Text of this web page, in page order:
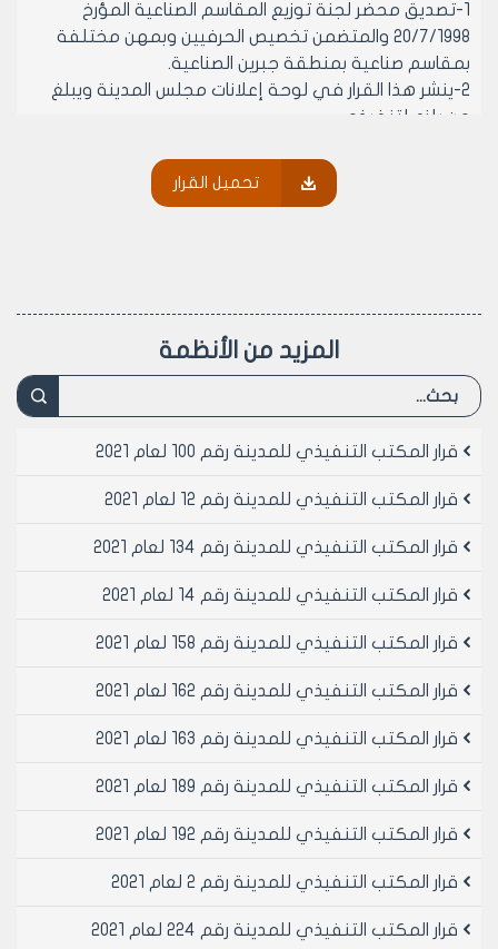
1-تصديق محضر لجنة توزيع المقاسم الصناعية المؤرخ
20/7/1998 والمتضمن تخصيص الحرفيين وبمهن مختلفة
بمقاسم صناعية بمنطقة جبرين الصناعية.
2-ينشر هذا القرار في لوحة إعلانات مجلس المدينة ويبلغ
من يلزم لتنفيذه.
رئيس المكتب التنفيذي لمجلس مدينة
حلب
تحميل القرار
المزيد من الأنظمة
قرار المكتب التنفيذي للمدينة رقم 100 لعام 2021
قرار المكتب التنفيذي للمدينة رقم 12 لعام 2021
قرار المكتب التنفيذي للمدينة رقم 134 لعام 2021
قرار المكتب التنفيذي للمدينة رقم 14 لعام 2021
قرار المكتب التنفيذي للمدينة رقم 158 لعام 2021
قرار المكتب التنفيذي للمدينة رقم 162 لعام 2021
قرار المكتب التنفيذي للمدينة رقم 163 لعام 2021
قرار المكتب التنفيذي للمدينة رقم 189 لعام 2021
قرار المكتب التنفيذي للمدينة رقم 192 لعام 2021
قرار المكتب التنفيذي للمدينة رقم 2 لعام 2021
قرار المكتب التنفيذي للمدينة رقم 224 لعام 2021